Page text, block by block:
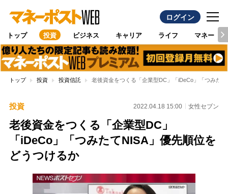
ログイン
トップ 投資 ビジネス キャリア ライフ マネー
トップ 投資 投資信託 老後資金をつくる「企業型DC」「iDeCo」「つみた
投資 2022.04.18 15:00 女性セブン
老後資金をつくる「企業型DC」
「iDeCo」「つみたてNISA」優先順位を
どうつけるか